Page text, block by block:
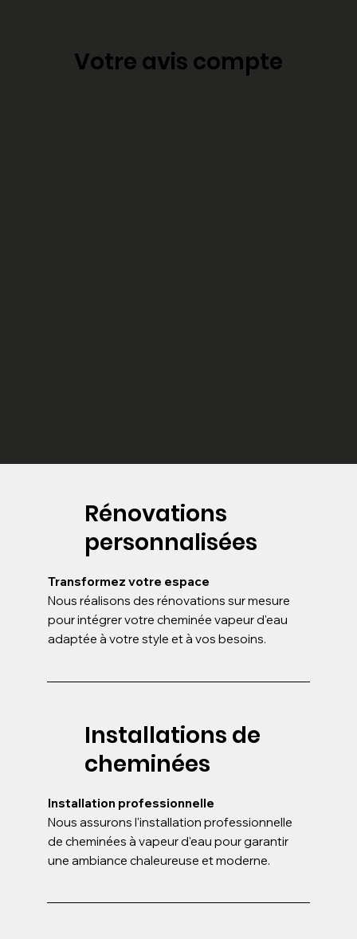
Votre avis compte
Rénovations
personnalisées
Transformez votre espace
Nous réalisons des rénovations sur mesure
pour intégrer votre cheminée vapeur d'eau
adaptée à votre style et à vos besoins.
Installations de
cheminées
Installation professionnelle
Nous assurons l'installation professionnelle
de cheminées à vapeur d'eau pour garantir
une ambiance chaleureuse et moderne.